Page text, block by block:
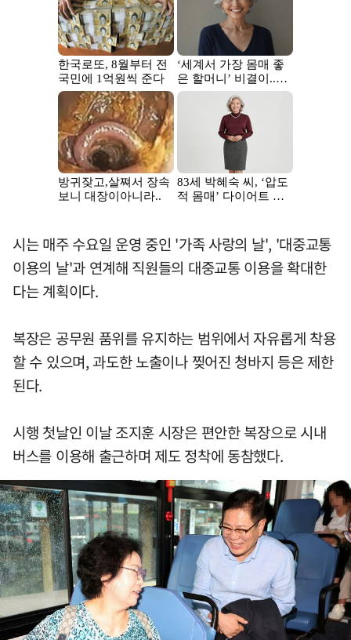
시는 매주 수요일 운영 중인 '가족 사랑의 날', '대중교통
이용의 날'과 연계해 직원들의 대중교통 이용을 확대한
다는 계획이다.
복장은 공무원 품위를 유지하는 범위에서 자유롭게 착용
할 수 있으며, 과도한 노출이나 찢어진 청바지 등은 제한
된다.
시행 첫날인 이날 조지훈 시장은 편안한 복장으로 시내
버스를 이용해 출근하며 제도 정착에 동참했다.